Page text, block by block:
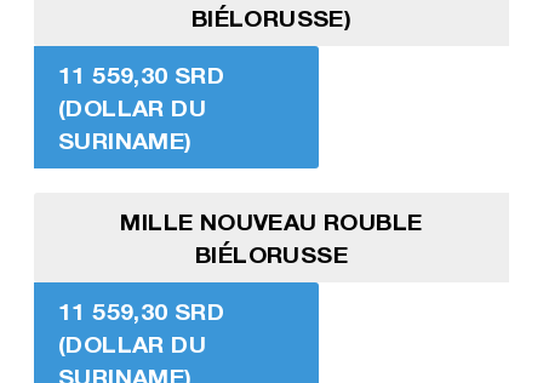
BIÉLORUSSE)
11 559,30 SRD
(DOLLAR DU
SURINAME)
MILLE NOUVEAU ROUBLE
BIÉLORUSSE
11 559,30 SRD
(DOLLAR DU
SURINAME)